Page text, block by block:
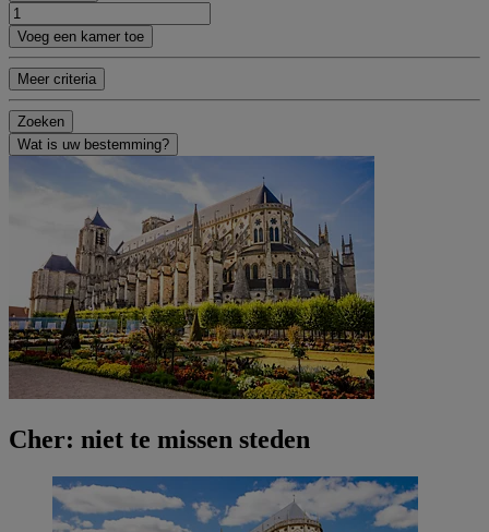
Voeg een kamer toe
Meer criteria
Zoeken
Wat is uw bestemming?
Cher: niet te missen steden